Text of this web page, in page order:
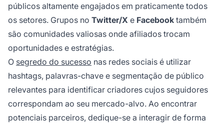
públicos altamente engajados em praticamente todos
os setores. Grupos no Twitter/X e Facebook também
são comunidades valiosas onde afiliados trocam
oportunidades e estratégias.
O segredo do sucesso nas redes sociais é utilizar
hashtags, palavras-chave e segmentação de público
relevantes para identificar criadores cujos seguidores
correspondam ao seu mercado-alvo. Ao encontrar
potenciais parceiros, dedique-se a interagir de forma